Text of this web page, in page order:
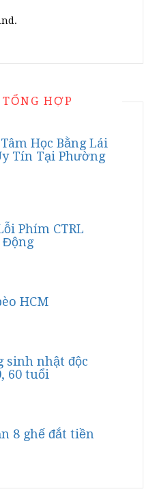
HỢP
Học Bằng Lái
Tín Tại Phường
Phím CTRL
Động
HCM
sinh nhật độc
60 tuổi
8 ghế đắt tiền